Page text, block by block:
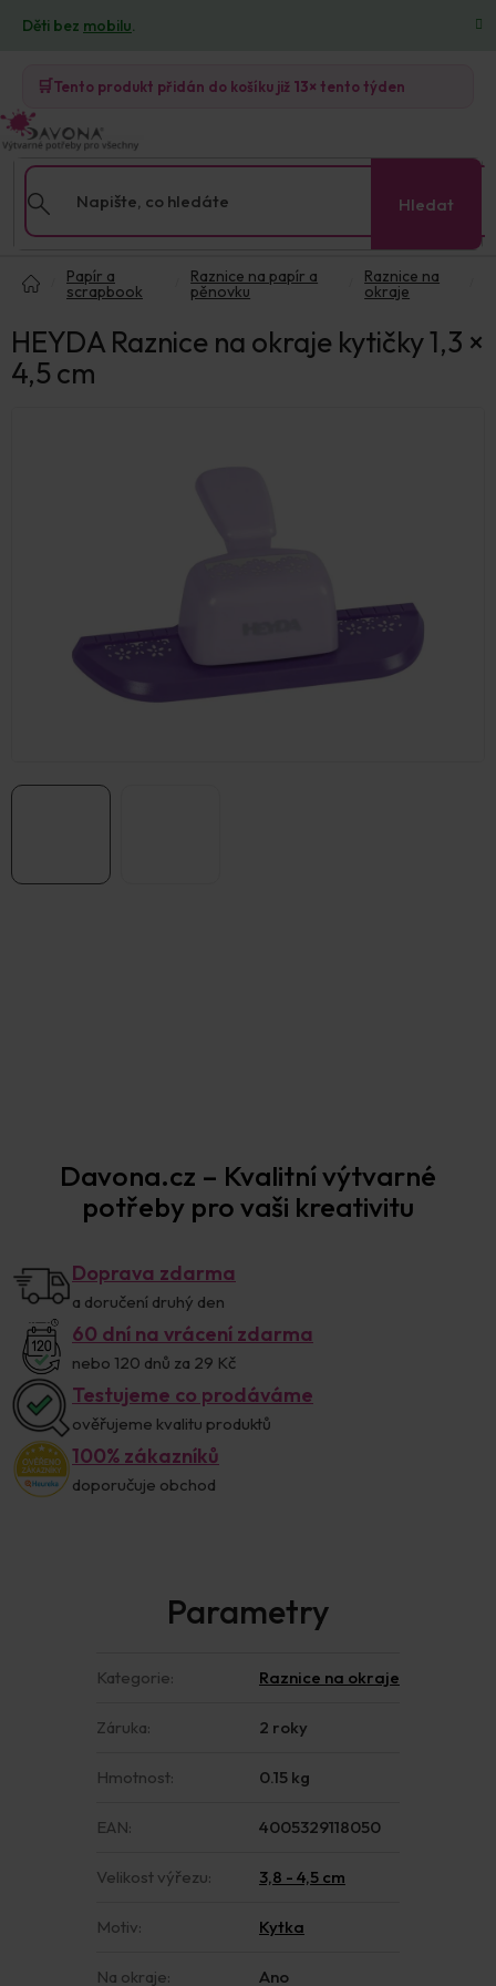
obsah
Děti bez mobilu.
🛒Tento produkt přidán do košíku již 13× tento týden
Hledat
Papír a
scrapbook
Raznice na papír a
pěnovku
Raznice na
okraje
HEYDA Raznice na okraje kytičky 1,3 ×
4,5 cm
Davona.cz – Kvalitní výtvarné
potřeby pro vaši kreativitu
Doprava zdarma
a doručení druhý den
60 dní na vrácení zdarma
nebo 120 dnů za 29 Kč
Testujeme co prodáváme
ověřujeme kvalitu produktů
100% zákazníků
doporučuje obchod
Kategorie: Raznice na okraje
Záruka: 2 roky
Hmotnost: 0.15 kg
EAN: 4005329118050
Velikost výřezu: 3,8 - 4,5 cm
Motiv: Kytka
Na okraje: Ano